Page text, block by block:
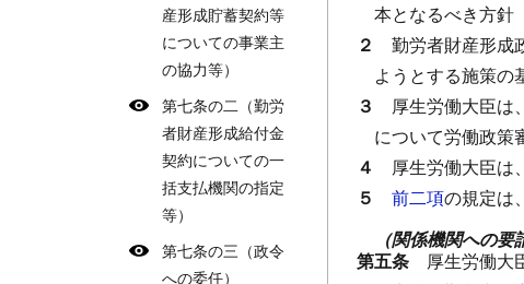
産形成貯蓄契約等
についての事業主
の協力等）
第七条の二（勤労
者財産形成給付金
契約についての一
括支払機関の指定
等）
第七条の三（政令
への委任）
本となるべき方針
２ 勤労者財産形成
ようとする施策の
３ 厚生労働大臣は
について労働政策
４ 厚生労働大臣は
５ 前二項の規定は
（関係機関への要
第五条 厚生労働大